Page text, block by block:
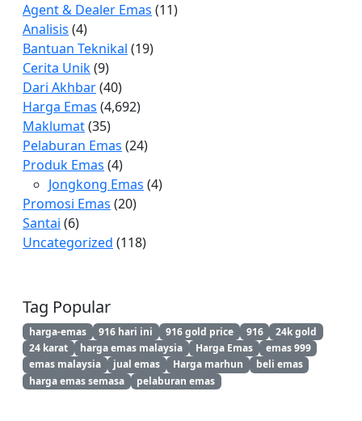
Agent & Dealer Emas (11)
Analisis (4)
Bantuan Teknikal (19)
Cerita Unik(9)
Dari Akhbar(40)
Harga Emas (4,692)
Maklumat(35)
Pelaburan Emas (24)
Produk Emas (4)
Jongkong Emas (4)
Promosi Emas (20)
Santai (6)
Uncategorized (118)
Tag Popular
harga-emas 916 hari ini 916 gold price 916
24k gold
24 karat
harga emas malaysia Harga Emas
emas 999
emas malaysia
jual emas Harga marhun
beli emas
harga emas semasa
pelaburan emas